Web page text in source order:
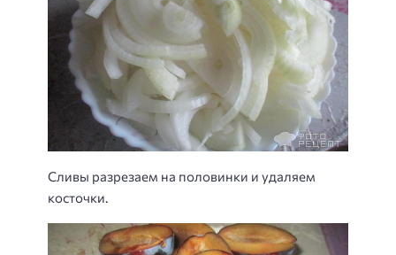
Сливы разрезаем на половинки и удаляем
косточки.